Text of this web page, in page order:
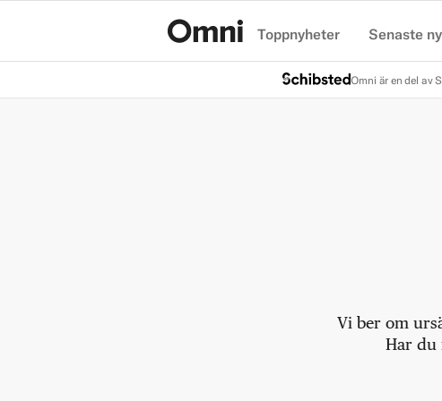
Toppnyheter Senaste
Omni är en del av
Vi ber om
Har du